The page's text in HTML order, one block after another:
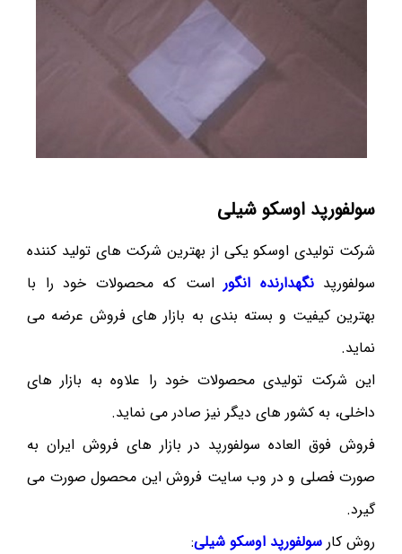
سولفورپد اوسکو شیلی
شرکت تولیدی اوسکو یکی از بهترین شرکت های تولید کننده
سولفورپدنگهدارنده انگور است که محصولات خود را با
بهترین کیفیت و بسته بندی به بازار های فروش عرضه می
نماید.
این شرکت تولیدی محصولات خود را علاوه به بازار های
داخلی، به کشور های دیگر نیز صادر می نماید.
فروش فوق العاده سولفورپد در بازار های فروش ایران به
صورت فصلی و در وب سایت فروش این محصول صورت می
گیرد.
روش کار سولفورپد اوسکو شیلی: